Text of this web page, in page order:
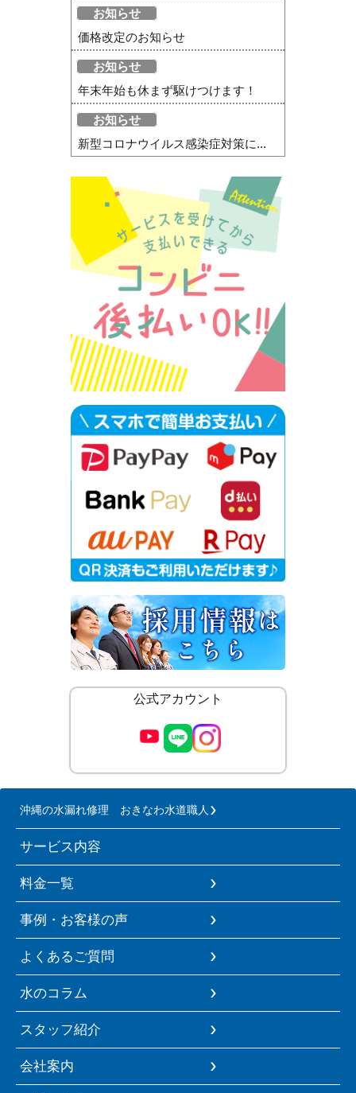
お知らせ
価格改定のお知らせ
お知らせ
年末年始も休まず駆けつけます！
お知らせ
新型コロナウイルス感染症対策に...
公式アカウント
沖縄の水漏れ修理 おきなわ水道職人
サービス内容
料金一覧
事例・お客様の声
よくあるご質問
水のコラム
スタッフ紹介
会社案内